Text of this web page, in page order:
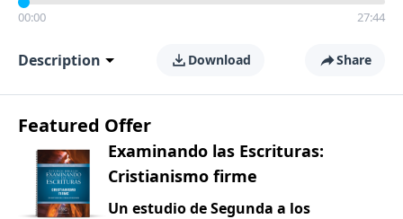
00:00 27:44
Description Download Share
Featured Offer
Examinando las Escrituras:
Cristianismo firme
Un estudio de Segunda a los